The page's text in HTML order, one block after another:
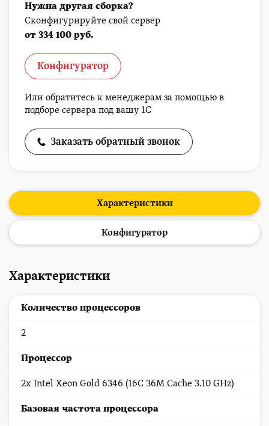
Нужна другая сборка?
Сконфигурируйте свой сервер
от 334 100 руб.
Конфигуратор
Или обратитесь к менеджерам за помощью в
подборе сервера под вашу 1С
Заказать обратный звонок
Характеристики
Конфигуратор
Характеристики
Количество процессоров
2
Процессор
2x Intel Xeon Gold 6346 (16C 36M Cache 3.10 GHz)
Базовая частота процессора